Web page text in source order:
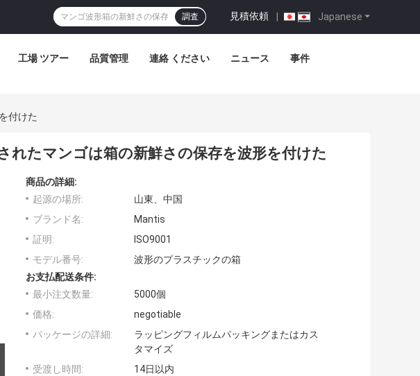
Japanese
見積依頼 |
調査
工場 ツアー 品質管理 連絡 ください ニュース 事件
付けた
れたマンゴは箱の新鮮さの保存を波形を付けた
商品の詳細:
起源の場所:
山東、中国
ブランド名:
Mantis
証明:
ISO9001
モデル番号:
波形のプラスチックの箱
お支払配送条件:
最小注文数量:
5000個
価格:
negotiable
パッケージの詳細:
ラッピングフィルムパッキングまたはカス
タマイズ
受渡し時間:
14日以内